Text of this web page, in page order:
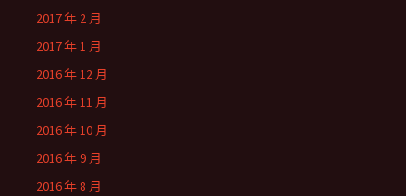
2017 年 2 月
2017 年 1 月
2016 年 12 月
2016 年 11 月
2016 年 10 月
2016 年 9 月
2016 年 8 月